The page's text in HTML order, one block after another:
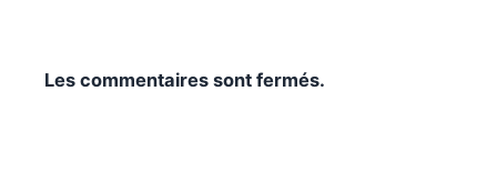
Les commentaires sont fermés.